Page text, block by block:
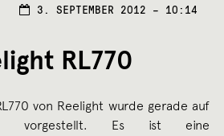
3. SEPTEMBER 2012 – 10:14
RL770
von Reelight wurde gerade auf
vorgestellt. Es ist eine